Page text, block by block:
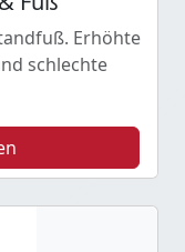
Erhöhte
schlechte